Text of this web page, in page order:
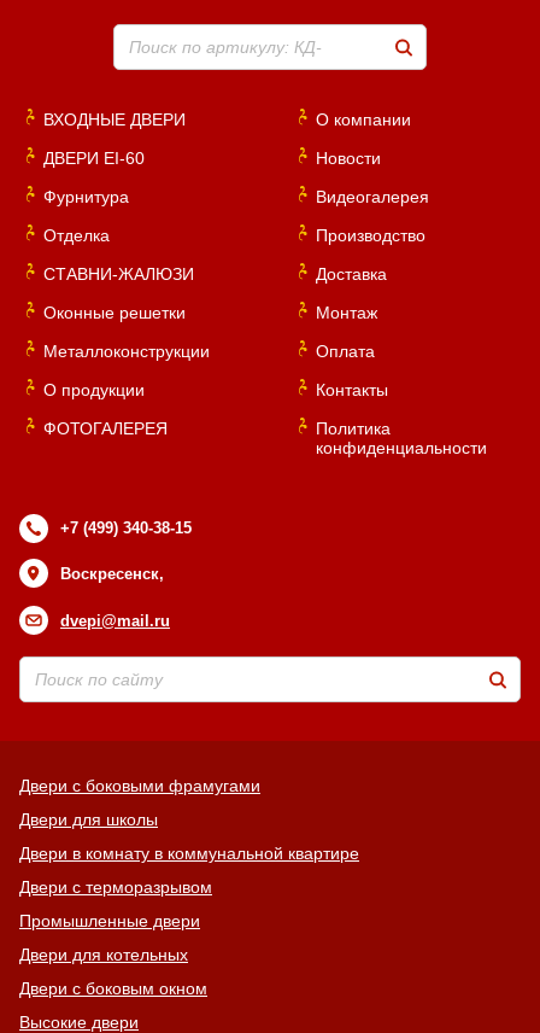
Поиск по артикулу: КД-
ВХОДНЫЕ ДВЕРИ
ДВЕРИ EI-60
Фурнитура
Отделка
СТАВНИ-ЖАЛЮЗИ
Оконные решетки
Металлоконструкции
О продукции
ФОТОГАЛЕРЕЯ
О компании
Новости
Видеогалерея
Производство
Доставка
Монтаж
Оплата
Контакты
Политика
конфиденциальности
+7 (499) 340-38-15
Воскресенск,
dvepi@mail.ru
Двери с боковыми фрамугами
Двери для школы
Двери в комнату в коммунальной квартире
Двери с терморазрывом
Промышленные двери
Двери для котельных
Двери с боковым окном
Высокие двери